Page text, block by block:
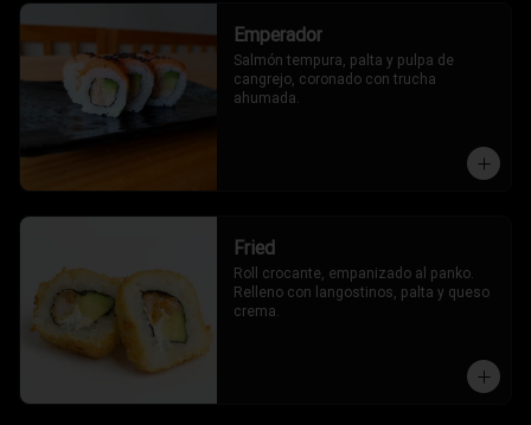
Emperador
Salmón tempura, palta y pulpa de
cangrejo, coronado con trucha
ahumada.
Fried
Roll crocante, empanizado al panko.
Relleno con langostinos, palta y queso
crema.